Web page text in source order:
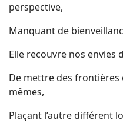
perspective,
Manquant de
Elle recouvre nos envies
De mettre des
mêmes,
Plaçant l’autre différent